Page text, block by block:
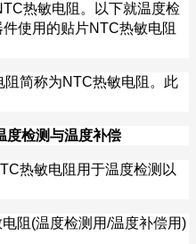
热敏电阻。以下就温度检
使用的贴片NTC热敏电阻
阻简称为NTC热敏电阻。此
度检测与温度补偿
热敏电阻用于温度检测以
阻 (温度检测用/温度补偿用)